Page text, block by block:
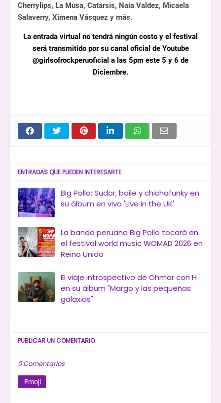
Cherrylips, La Musa, Catarsis, Naia Valdez, Micaela
Salaverry, Ximena Vásquez y más.
La entrada virtual no tendrá ningún costo y el festival
será transmitido por su canal oficial de Youtube
@girlsofrockperuoficial a las 5pm este 5 y 6 de
Diciembre.
ENTRADAS QUE PUEDEN INTERESARTE
Big Pollo: Sudor, baile y chichafunky en
su álbum en vivo 'Live in the UK'
La banda peruana Big Pollo tocará en
el festival world music WOMAD 2026 en
Reino Unido
El viaje introspectivo de Ohmar con H
en su álbum "Margo y las pequeñas
galaxias"
PUBLICAR UN COMENTARIO
0 Comentarios
Emoji